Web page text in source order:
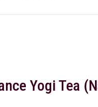
Yogi Tea